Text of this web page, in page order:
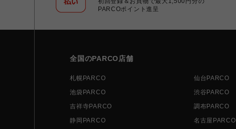
PARCOポイント進呈
全国のPARCO店舗
札幌PARCO 仙台PARCO
池袋PARCO
渋谷PARCO
吉祥寺PARCO
調布PARCO
静岡PARCO
名古屋PARCO